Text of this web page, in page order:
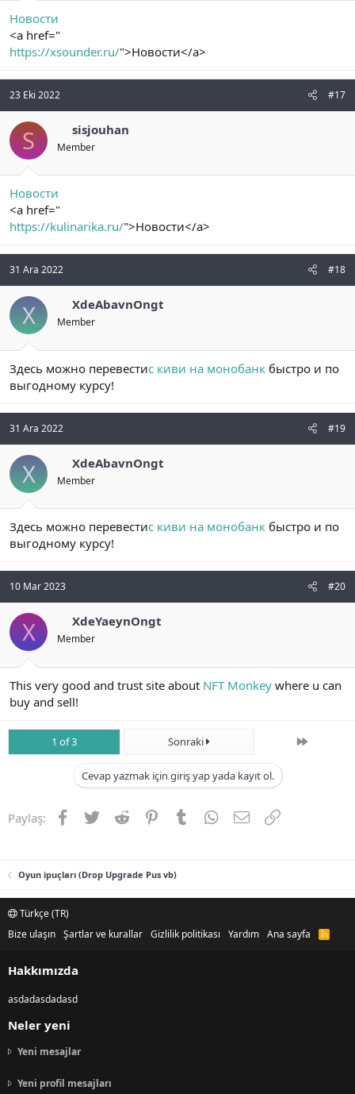
Новости
<a href="
https://xsounder.ru/">Новости</a>
23 Eki 2022 #17
S sisjouhan
Member
Новости
<a href="
https://kulinarika.ru/">Новости</a>
31 Ara 2022 #18
X XdeAbavnOngt
Member
Здесь можно перевестис киви на монобанк быстро и по
выгодному курсу!
31 Ara 2022 #19
X XdeAbavnOngt
Member
Здесь можно перевестис киви на монобанк быстро и по
выгодному курсу!
10 Mar 2023 #20
X XdeYaeynOngt
Member
This very good and trust site about NFT Monkey where u can
buy and sell!
1 of 3 Sonraki Son
Cevap yazmak için giriş yap yada kayıt ol.
Paylaş: Facebook
TwitterReddit PinterestTumblrWhatsApp
E-postaLink
Oyun ipuçları (Drop Upgrade Pus vb)
Türkçe (TR)
Bize ulaşın Şartlar ve kurallar Gizlilik politikası Yardım Ana sayfa
R
S
Hakkımızda
asdadasdadasd
Neler yeni
Yeni mesajlar
Yeni profil mesajları